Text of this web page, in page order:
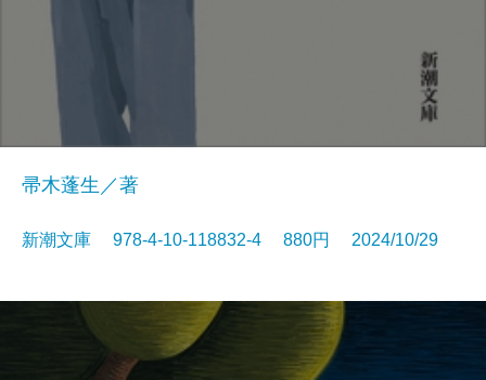
帚木蓬生／著
新潮文庫 978-4-10-118832-4 880円 2024/10/29